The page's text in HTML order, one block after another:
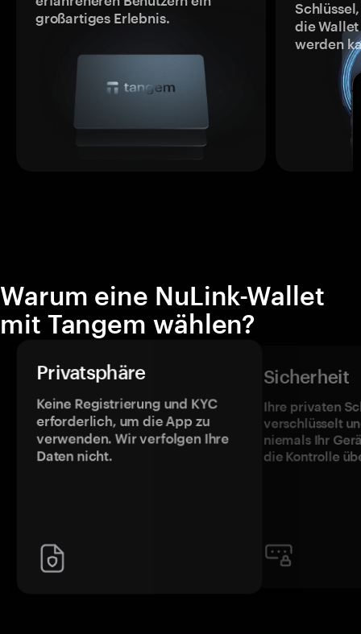
großartiges Erlebnis.
die
werden
Warum eine NuLink-Wallet
mit Tangem wählen?
Privatsphäre
Keine Registrierung und KYC
erforderlich, um die App zu
verwenden. Wir verfolgen Ihre
Daten nicht.
Sicherheit
Ihre privaten
verschlüsselt
niemals Ihr
die Kontrolle